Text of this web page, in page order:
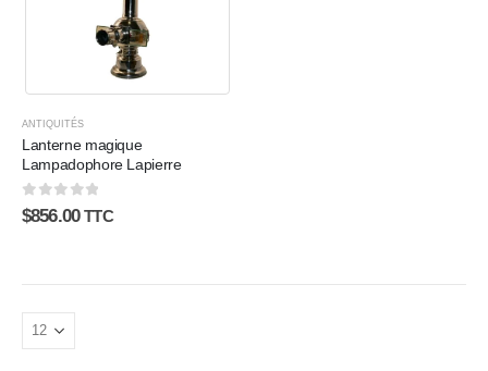
ANTIQUITÉS
Lanterne magique
Lampadophore Lapierre
0sur 5
$856.00 TTC